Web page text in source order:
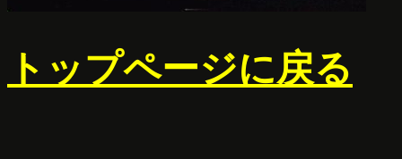
トップページに戻る